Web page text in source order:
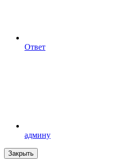
Ответ
админу
Закрыть